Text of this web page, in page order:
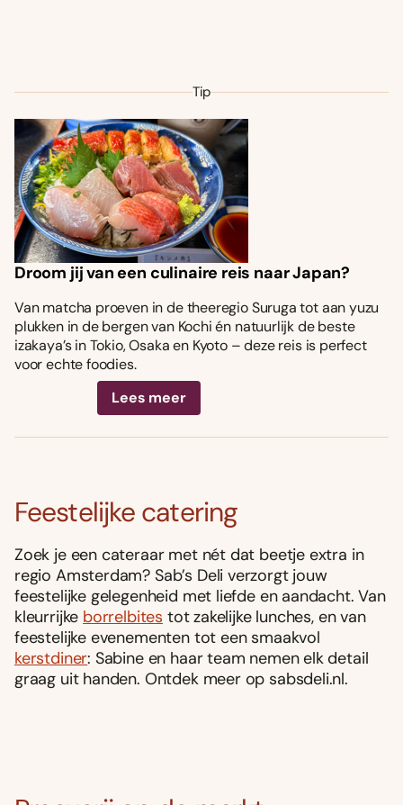
Tip
Droom jij van een culinaire reis naar Japan?
Van matcha proeven in de theeregio Suruga tot aan yuzu
plukken in de bergen van Kochi én natuurlijk de beste
izakaya’s in Tokio, Osaka en Kyoto – deze reis is perfect
voor echte foodies.
Lees meer
Feestelijke catering
Zoek je een cateraar met nét dat beetje extra in
regio Amsterdam? Sab’s Deli verzorgt jouw
feestelijke gelegenheid met liefde en aandacht. Van
kleurrijke borrelbites tot zakelijke lunches, en van
feestelijke evenementen tot een smaakvol
kerstdiner: Sabine en haar team nemen elk detail
graag uit handen. Ontdek meer op sabsdeli.nl.